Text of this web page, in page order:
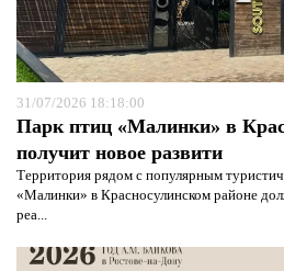
31/07/2026 18:18:00
Парк птиц «Малинки» в
получит новое развити
Территория рядом с популярным
«Малинки» в Красносулинском районе
реа...